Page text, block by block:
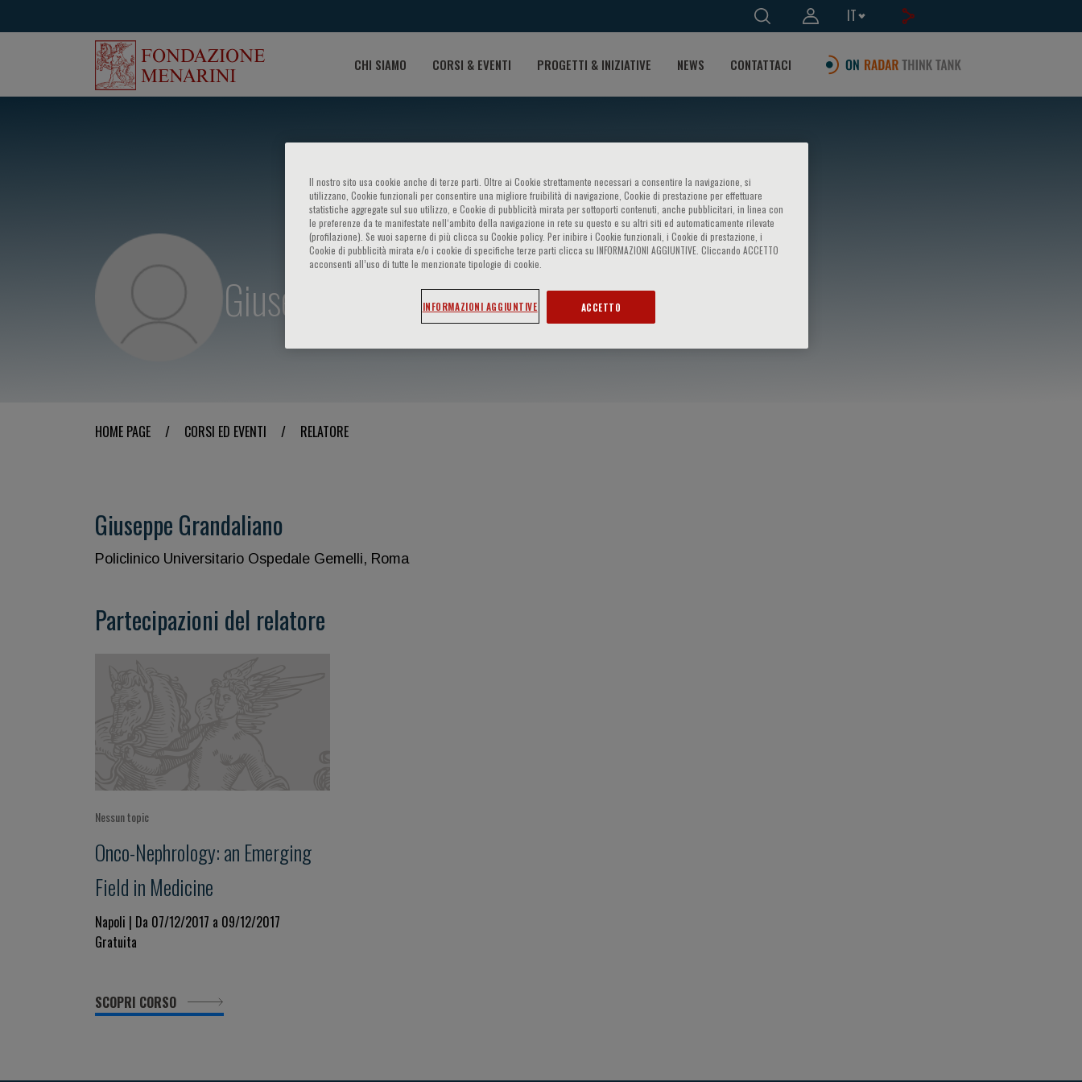
IT
CHI SIAMO CORSI & EVENTI PROGETTI & INIZIATIVE NEWS CONTATTACI
Giuseppe Grandaliano
HOME PAGE / CORSI ED EVENTI / RELATORE
Giuseppe Grandaliano
Policlinico Universitario Ospedale Gemelli, Roma
Partecipazioni del relatore
Nessun topic
Onco-Nephrology: an Emerging
Field in Medicine
Napoli | Da 07/12/2017 a 09/12/2017
Gratuita
SCOPRI CORSO
Il nostro sito usa cookie anche di terze parti. Oltre ai Cookie strettamente necessari a consentire la navigazione, si
utilizzano, Cookie funzionali per consentire una migliore fruibilità di navigazione, Cookie di prestazione per effettuare
statistiche aggregate sul suo utilizzo, e Cookie di pubblicità mirata per sottoporti contenuti, anche pubblicitari, in linea con
le preferenze da te manifestate nell‘ambito della navigazione in rete su questo e su altri siti ed automaticamente rilevate
(profilazione). Se vuoi saperne di più clicca su Cookie policy. Per inibire i Cookie funzionali, i Cookie di prestazione, i
Cookie di pubblicità mirata e/o i cookie di specifiche terze parti clicca su INFORMAZIONI AGGIUNTIVE. Cliccando ACCETTO
acconsenti all’uso di tutte le menzionate tipologie di cookie.
INFORMAZIONI AGGIUNTIVE ACCETTO